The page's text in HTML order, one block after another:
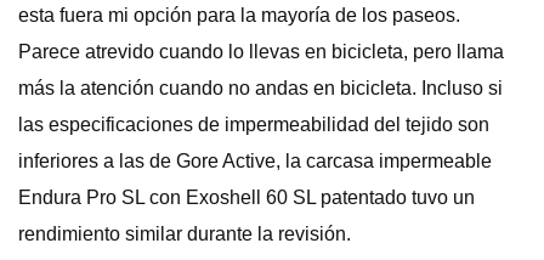
esta fuera mi opción para la mayoría de los paseos.
Parece atrevido cuando lo llevas en bicicleta, pero llama
más la atención cuando no andas en bicicleta. Incluso si
las especificaciones de impermeabilidad del tejido son
inferiores a las de Gore Active, la carcasa impermeable
Endura Pro SL con Exoshell 60 SL patentado tuvo un
rendimiento similar durante la revisión.